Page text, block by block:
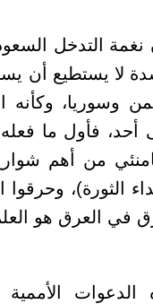
نغمة التدخل
لا يستطيع أن
وسوريا،
أحد، فأول ما فعله
من أهم
الثورة)،
في العرق هو
الدعوات